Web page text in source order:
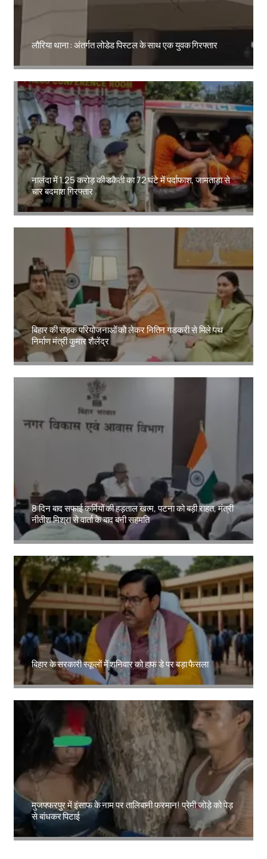
लौरिया थाना : अंतर्गत लोडेड पिस्टल के साथ एक युवक गिरफ्तार
नालंदा में 1.25 करोड़ की डकैती का 72 घंटे में पर्दाफाश, जामताड़ा से
चार बदमाश गिरफ्तार
Amit Lekh
बिहार की सड़क परियोजनाओं को लेकर नितिन गडकरी से मिले पथ
निर्माण मंत्री कुमार शैलेंद्र
Amit Lekh
8 दिन बाद सफाई कर्मियों की हड़ताल खत्म, पटना को बड़ी राहत, मंत्री
नीतीश मिश्रा से वार्ता के बाद बनी सहमति
बिहार के सरकारी स्कूलों में शनिवार को हाफ डे पर बड़ा फैसला
Amit Lekh
मुजफ्फरपुर में इंसाफ के नाम पर तालिबानी फरमान! प्रेमी जोड़े को पेड़
से बांधकर पिटाई
Amit Lekh